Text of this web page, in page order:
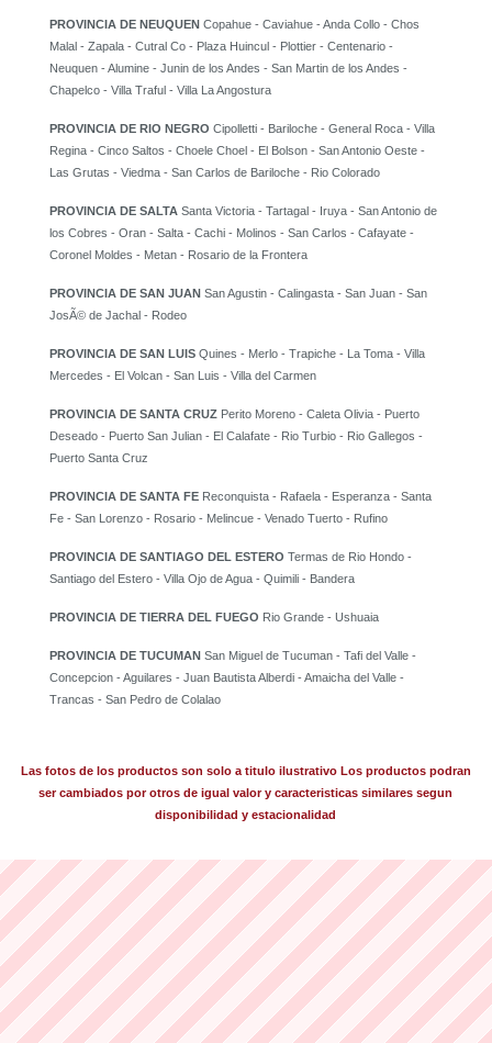
PROVINCIA DE NEUQUEN Copahue - Caviahue - Anda Collo - Chos
Malal - Zapala - Cutral Co - Plaza Huincul - Plottier - Centenario -
Neuquen - Alumine - Junin de los Andes - San Martin de los Andes -
Chapelco - Villa Traful - Villa La Angostura
PROVINCIA DE RIO NEGRO Cipolletti - Bariloche - General Roca - Villa
Regina - Cinco Saltos - Choele Choel - El Bolson - San Antonio Oeste -
Las Grutas - Viedma - San Carlos de Bariloche - Rio Colorado
PROVINCIA DE SALTA Santa Victoria - Tartagal - Iruya - San Antonio de
los Cobres - Oran - Salta - Cachi - Molinos - San Carlos - Cafayate -
Coronel Moldes - Metan - Rosario de la Frontera
PROVINCIA DE SAN JUAN San Agustin - Calingasta - San Juan - San
JosÃ© de Jachal - Rodeo
PROVINCIA DE SAN LUIS Quines - Merlo - Trapiche - La Toma - Villa
Mercedes - El Volcan - San Luis - Villa del Carmen
PROVINCIA DE SANTA CRUZ Perito Moreno - Caleta Olivia - Puerto
Deseado - Puerto San Julian - El Calafate - Rio Turbio - Rio Gallegos -
Puerto Santa Cruz
PROVINCIA DE SANTA FE Reconquista - Rafaela - Esperanza - Santa
Fe - San Lorenzo - Rosario - Melincue - Venado Tuerto - Rufino
PROVINCIA DE SANTIAGO DEL ESTERO Termas de Rio Hondo -
Santiago del Estero - Villa Ojo de Agua - Quimili - Bandera
PROVINCIA DE TIERRA DEL FUEGO Rio Grande - Ushuaia
PROVINCIA DE TUCUMAN San Miguel de Tucuman - Tafi del Valle -
Concepcion - Aguilares - Juan Bautista Alberdi - Amaicha del Valle -
Trancas - San Pedro de Colalao
Las fotos de los productos son solo a titulo ilustrativo Los productos podran
ser cambiados por otros de igual valor y caracteristicas similares segun
disponibilidad y estacionalidad